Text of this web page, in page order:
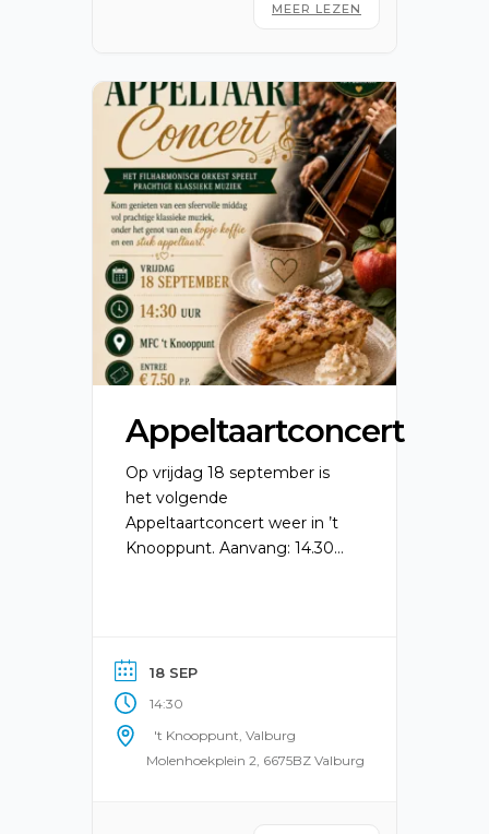
MEER LEZEN
Appeltaartconcert
Op vrijdag 18 september is
het volgende
Appeltaartconcert weer in ’t
Knooppunt. Aanvang: 14.30
ticket@knooppuntvalburg.nl
18 SEP
14:30
't Knooppunt, Valburg
Molenhoekplein 2, 6675BZ Valburg